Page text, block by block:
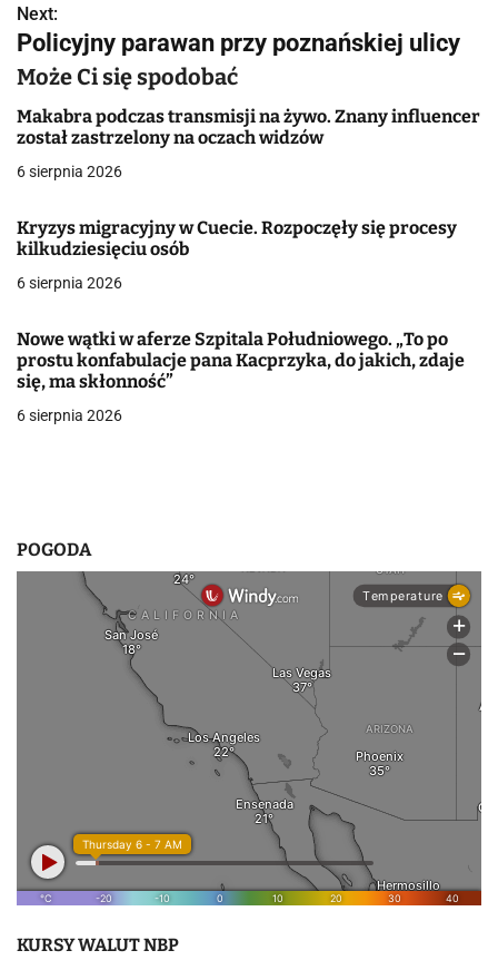
i
g
a
c
a
w
i
s
Next:
Policyjny parawan przy poznańskiej ulicy
Może Ci się spodobać
Makabra podczas transmisji na żywo. Znany influencer
został zastrzelony na oczach widzów
6 sierpnia 2026
Kryzys migracyjny w Cuecie. Rozpoczęły się procesy
kilkudziesięciu osób
6 sierpnia 2026
Nowe wątki w aferze Szpitala Południowego. „To po
prostu konfabulacje pana Kacprzyka, do jakich, zdaje
się, ma skłonność”
6 sierpnia 2026
POGODA
KURSY WALUT NBP